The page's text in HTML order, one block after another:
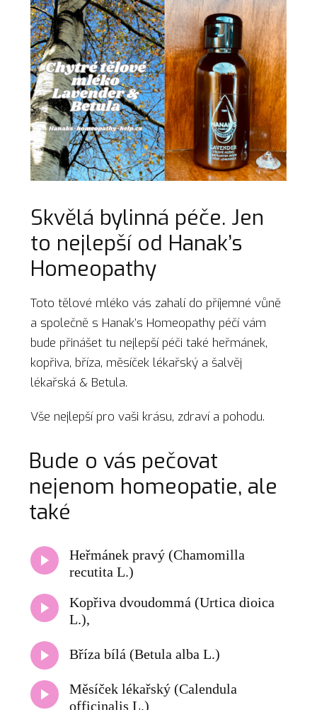
Skvělá bylinná péče. Jen
to nejlepší od Hanak’s
Homeopathy
Toto tělové mléko vás zahalí do příjemné vůně
a společně s Hanak’s Homeopathy péčí vám
bude přinášet tu nejlepší péči také heřmánek,
kopřiva, bříza, měsíček lékařský a šalvěj
lékařská & Betula.
Vše nejlepší pro vaši krásu, zdraví a pohodu.
Bude o vás pečovat
nejenom homeopatie, ale
také
Heřmánek pravý (Chamomilla
recutita L.)
Kopřiva dvoudommá (Urtica dioica
L.),
Bříza bílá (Betula alba L.)
Měsíček lékařský (Calendula
officinalis L.)